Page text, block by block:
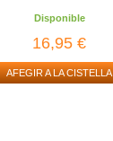
Disponible
16,95 €
AFEGIR A LA CISTELLA